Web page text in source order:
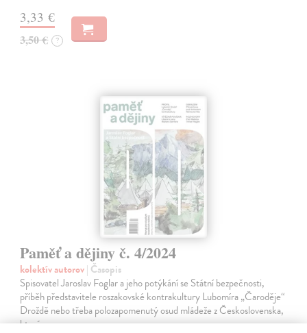
3,33 €
3,50 € ?
Paměť a dějiny č. 4/2024
kolektív autorov| Časopis
Spisovatel Jaroslav Foglar a jeho potýkání se Státní bezpečnosti,
příběh představitele roszakovské kontrakultury Lubomíra „Čaroděje“
Droždě nebo třeba polozapomenutý osud mládeže z Československa,
která…